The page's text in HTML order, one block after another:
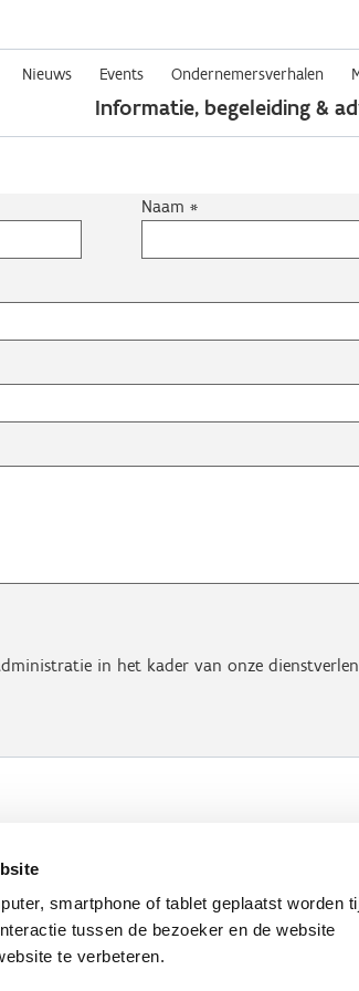
smartphone of tablet geplaatst worden
tussen de bezoeker en de website
te verbeteren.
Overslaan
en
naar
de
gaan
Nieuws Events Ondernemersverhalen
Informatie, begeleiding &
Naam
in het kader van onze
Communicatieverplichtingen & logo's